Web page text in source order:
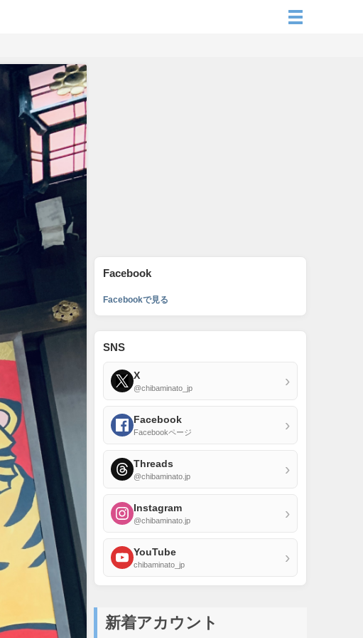
Facebook
Facebookで見る
SNS
X
@chibaminato_jp ›
Facebook
Facebookページ ›
Threads
@chibaminato.jp ›
Instagram
@chibaminato.jp ›
YouTube
chibaminato_jp ›
新着アカウント